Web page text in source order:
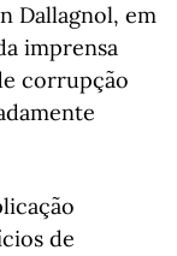
Dallagnol, em
imprensa
corrupção
de